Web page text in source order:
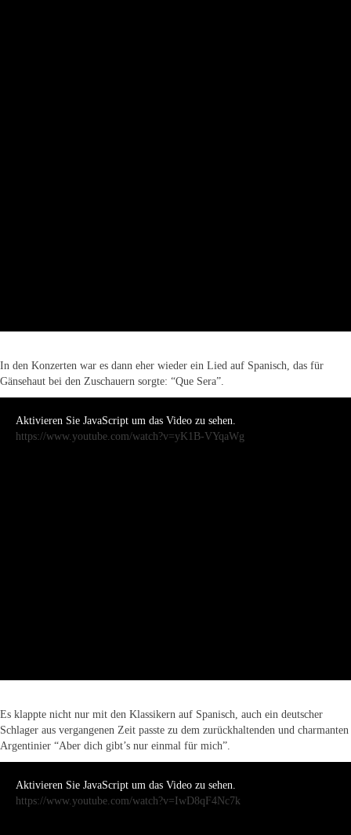
In den Konzerten war es dann eher wieder ein Lied auf Spanisch, das für
Gänsehaut bei den Zuschauern sorgte: “Que Sera”.
Aktivieren Sie JavaScript um das Video zu sehen.
https://www.youtube.com/watch?v=yK1B-VYqaWg
Es klappte nicht nur mit den Klassikern auf Spanisch, auch ein deutscher
Schlager aus vergangenen Zeit passte zu dem zurückhaltenden und charmanten
Argentinier “Aber dich gibt’s nur einmal für mich”.
Aktivieren Sie JavaScript um das Video zu sehen.
https://www.youtube.com/watch?v=IwD8qF4Nc7k